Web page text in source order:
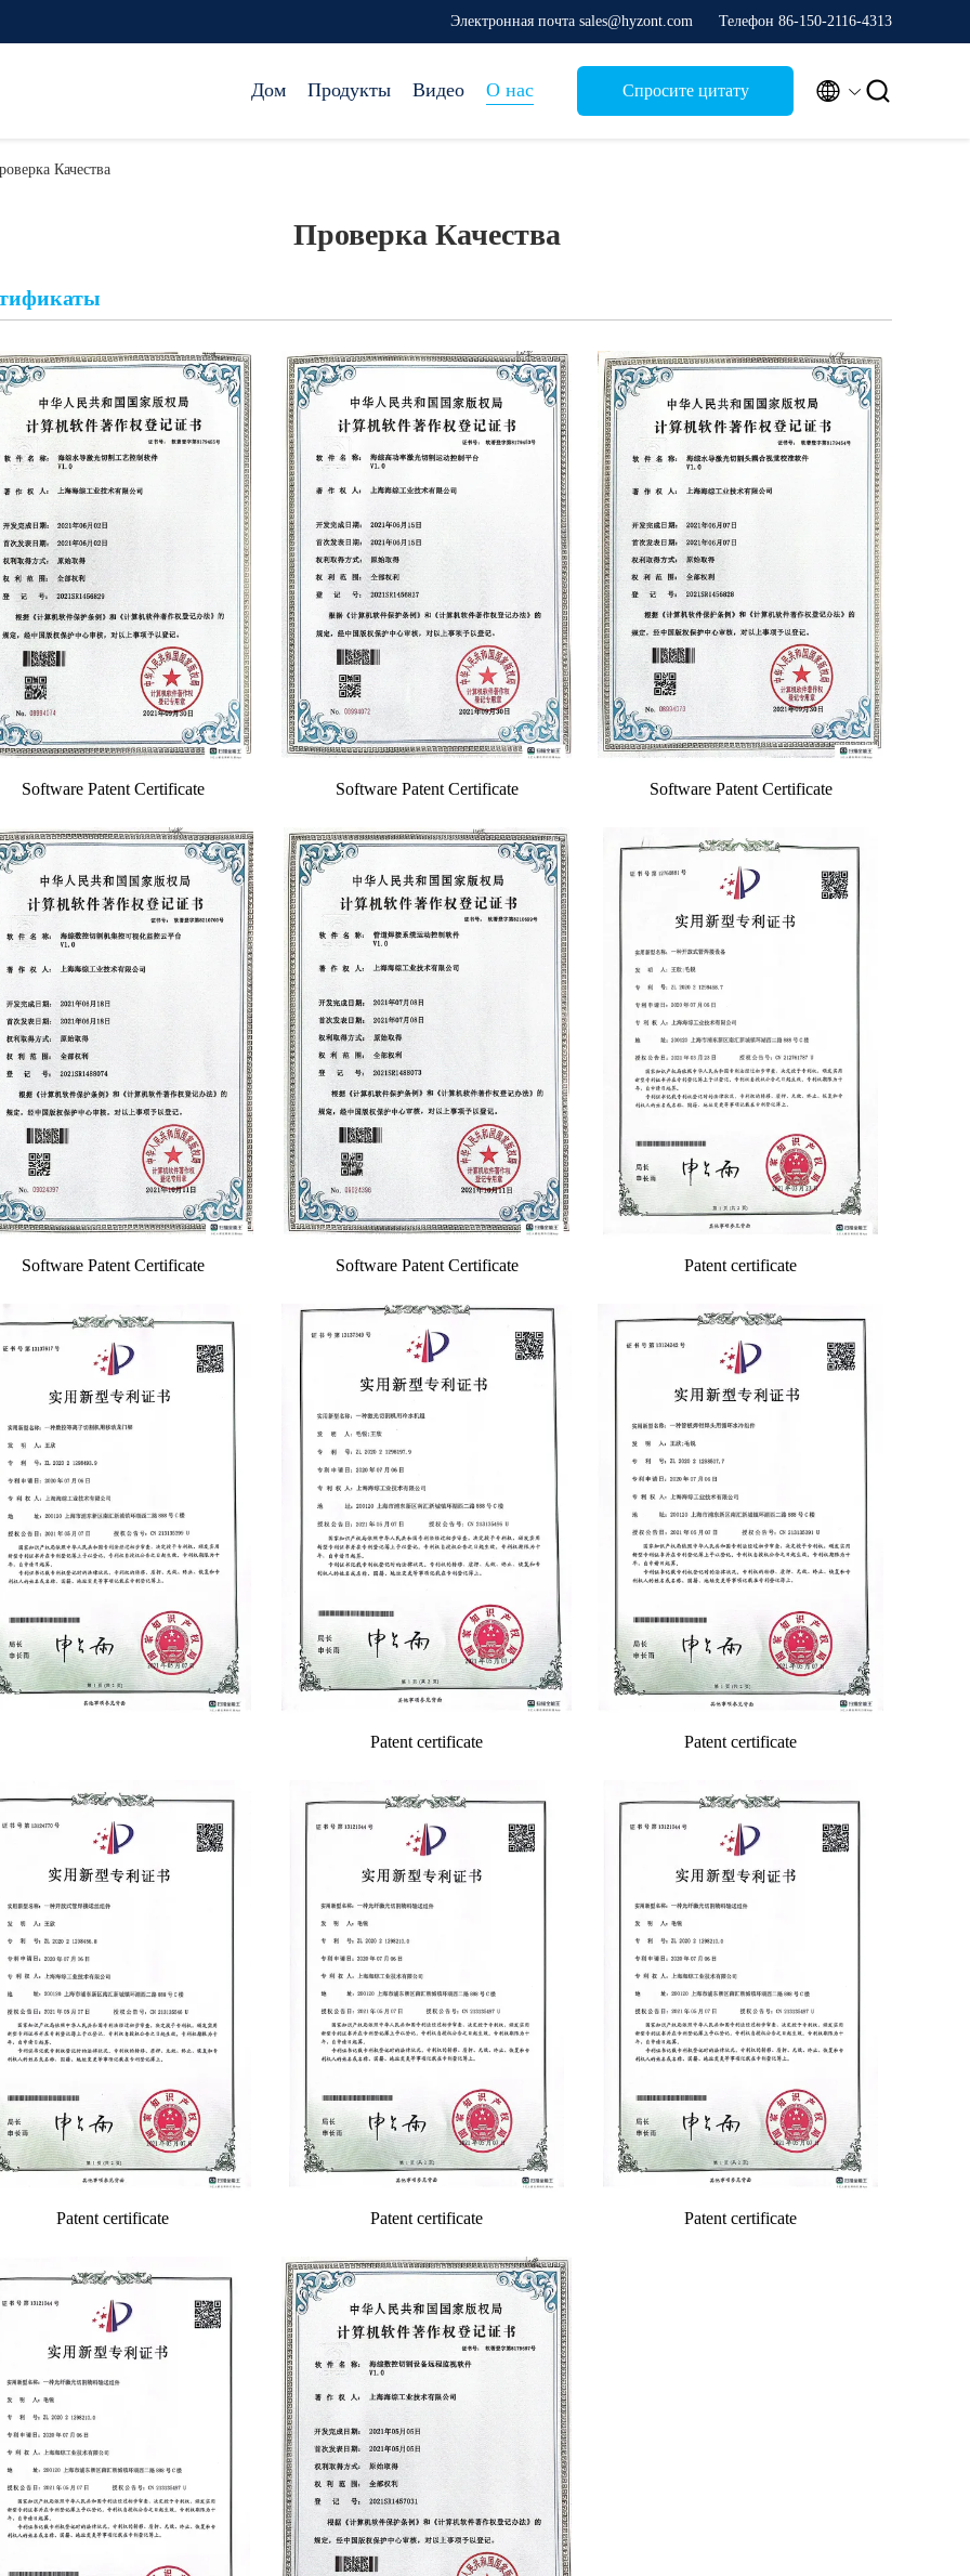
Электронная почта sales@hyzont.com Телефон 86-150-2116-4313
Дом Продукты Видео О нас Спросите цитату  
Качества
Проверка Качества
Software Patent Certificate Software Patent Certificate Software Patent Certificate
Software Patent Certificate Software Patent Certificate Patent certificate
Patent certificate Patent certificate
Patent certificate Patent certificate Patent certificate